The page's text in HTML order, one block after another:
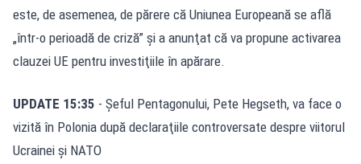
este, de asemenea, de părere că Uniunea Europeană se află
„într-o perioadă de criză” şi a anunţat că va propune activarea
clauzei UE pentru investiţiile în apărare.
UPDATE 15:35 - Șeful Pentagonului, Pete Hegseth, va face o
vizită în Polonia după declaraţiile controversate despre viitorul
Ucrainei şi NATO